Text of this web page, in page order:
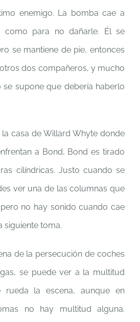
enemigo. La bomba cae a
como para no dañarle. Él se
se mantiene de pie, entonces
dos compañeros, y mucho
supone que debería haberlo
casa de Willard Whyte donde
a Bond, Bond es tirado
cilíndricas. Justo cuando se
ver una de las columnas que
no hay sonido cuando cae
siguiente toma.
de la persecución de coches
se puede ver a la multitud
rueda la escena, aunque en
no hay multitud alguna.